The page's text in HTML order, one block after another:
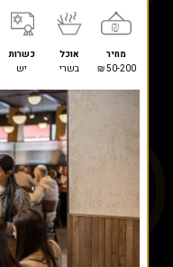
מחיר אוכל כשרות
50-200 ₪
בשרי יש